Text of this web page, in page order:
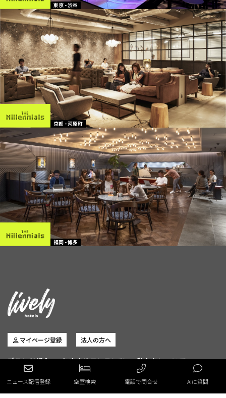
東京 - 渋谷
京都 - 河原町
福岡 - 博多
マイページ登録 法人の方へ
ブランド紹介 おすすめコンテンツ
私たちについて
フォトギャラリー
オンラインストア
ニュース配信登録 空室検索 電話で問合せ AIに質問